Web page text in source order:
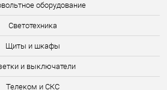
оборудование
Светотехника
Щиты и шкафы
и выключатели
Телеком и СКС